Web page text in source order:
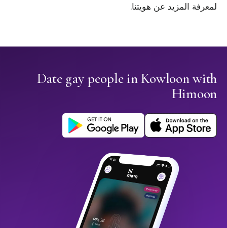
لمعرفة المزيد عن هويتنا.
Date gay people in Kowloon with
Himoon